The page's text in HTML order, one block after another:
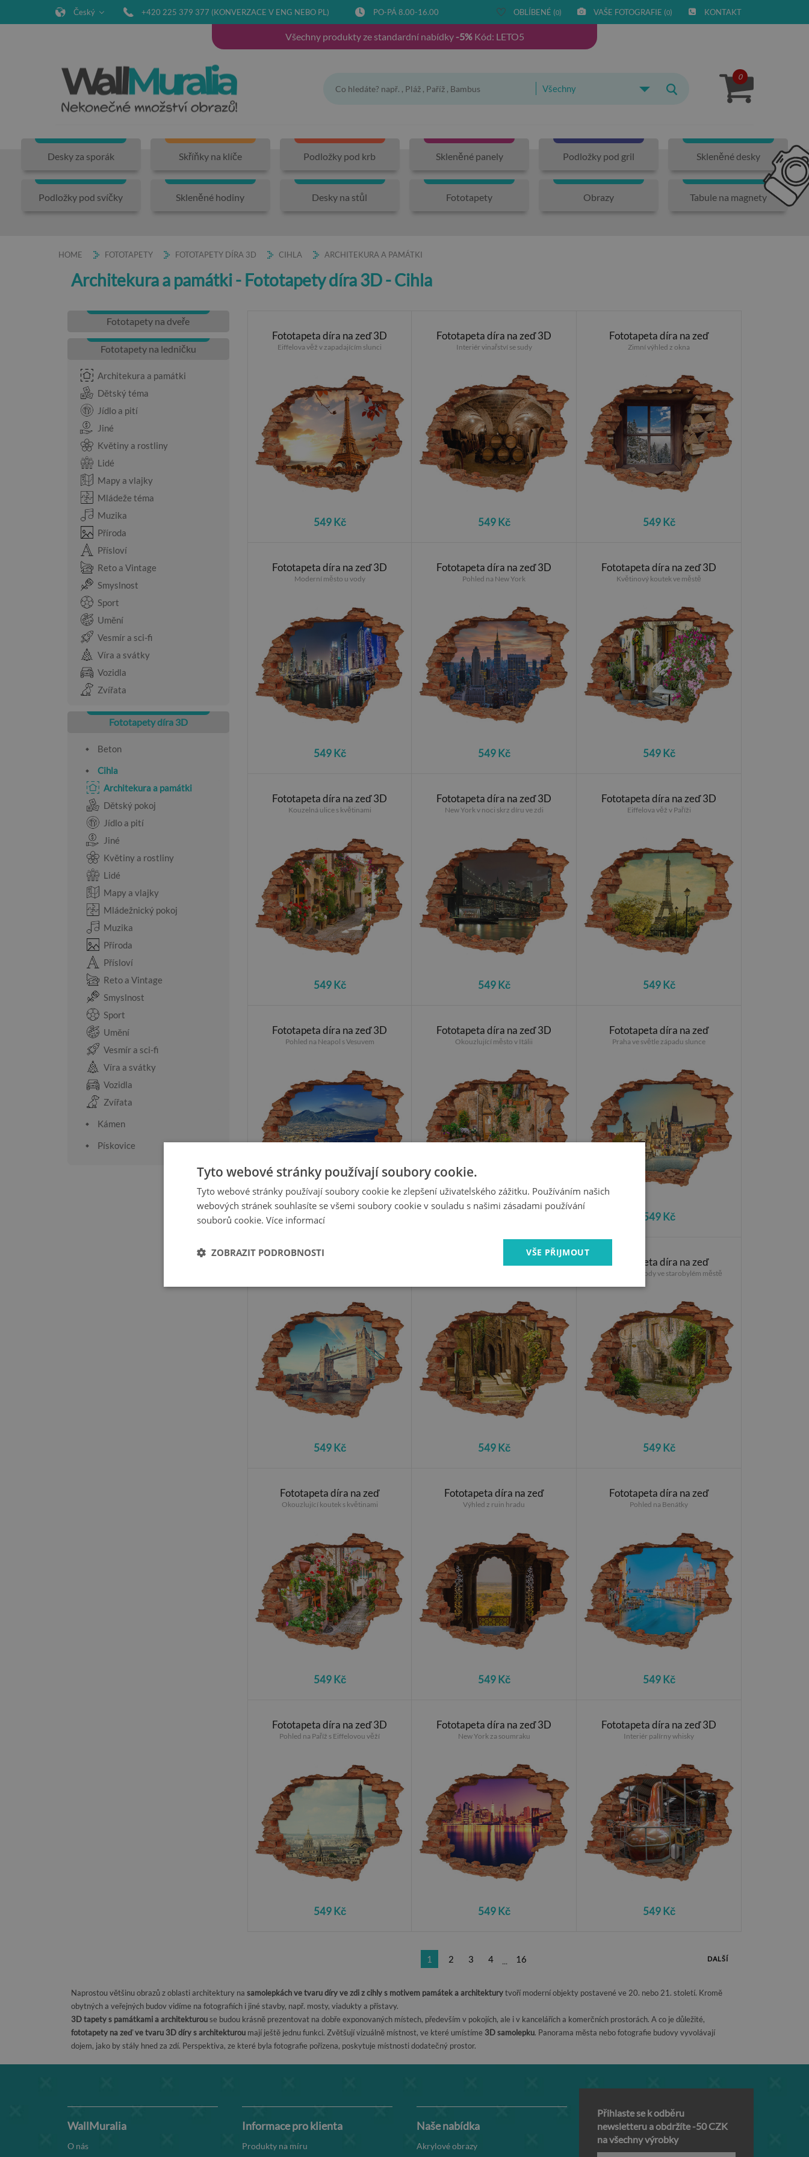
Český +420 225 379 377 (KONVERZACE V ENG NEBO PL) PO-PÁ 8.00-16.00 OBLÍBENÉ (0) VAŠE FOTOGRAFIE (0) KONTAKT
Všechny produkty ze standardní nabídky -5%Kód: LETO5
Všechny
0
Desky za sporák Skříňky na klíče Podložky pod krb Skleněné panely Podložky pod gril Skleněné desky
Podložky pod svíčky Skleněné hodiny Desky na stůl Fototapety Obrazy Tabule na magnety
HOME FOTOTAPETY FOTOTAPETY DÍRA 3D CIHLA ARCHITEKURA A PAMÁTKI
Architekura a památki - Fototapety díra 3D - Cihla
Fototapety na dveře
Fototapety na ledničku
Architekura a památki
Dětský téma
Jídlo a pití
Jiné
Květiny a rostliny
Lidé
Mapy a vlajky
Mládeže téma
Muzika
Příroda
Přísloví
Reto a Vintage
Smyslnost
Sport
Umění
Vesmír a sci-fi
Víra a svátky
Vozidla
Zvířata
Fototapety díra 3D
Beton
Cihla
Architekura a památki
Dětský pokoj
Jídlo a pití
Jiné
Květiny a rostliny
Lidé
Mapy a vlajky
Mládežnický pokoj
Muzika
Příroda
Přísloví
Reto a Vintage
Smyslnost
Sport
Umění
Vesmír a sci-fi
Víra a svátky
Vozidla
Zvířata
Kámen
Pískovice
Fototapeta díra na zeď 3D
Eiffelova věž v zapadajícím slunci
549 Kč
Fototapeta díra na zeď 3D
Interiér vinařství se sudy
549 Kč
Fototapeta díra na zeď
Zimní výhled z okna
549 Kč
Fototapeta díra na zeď 3D
Moderní město u vody
549 Kč
Fototapeta díra na zeď 3D
Pohled na New York
549 Kč
Fototapeta díra na zeď 3D
Květinový koutek ve městě
549 Kč
Fototapeta díra na zeď 3D
Kouzelná ulice s květinami
549 Kč
Fototapeta díra na zeď 3D
New York v noci skrz díru ve zdi
549 Kč
Fototapeta díra na zeď 3D
Eiffelova věž v Paříži
549 Kč
Fototapeta díra na zeď 3D
Pohled na Neapol s Vesuvem
549 Kč
Fototapeta díra na zeď 3D
Okouzlující město v Itálii
Fototapeta díra na zeď
Praha ve světle západu slunce
549 Kč
549 Kč 549 Kč
Fototapeta díra na zeď
Okouzlující schody ve starobylém městě
549 Kč
Fototapeta díra na zeď
Okouzlující koutek s květinami
549 Kč
Fototapeta díra na zeď
Výhled z ruin hradu
549 Kč
Fototapeta díra na zeď
Pohled na Benátky
549 Kč
Fototapeta díra na zeď 3D
Pohled na Paříž s Eiffelovou věží
549 Kč
Fototapeta díra na zeď 3D
New York za soumraku
549 Kč
Fototapeta díra na zeď 3D
Interiér palírny whisky
549 Kč
1 2 3 4 ... 16 DALŠÍ
Naprostou většinu obrazů z oblasti architektury na samolepkách ve tvaru díry ve zdi z cihly s motivem památek a architekturytvoří moderní objekty postavené ve 20. nebo 21. století. Kromě
obytných a veřejných budov vidíme na fotografiích i jiné stavby, např. mosty, viadukty a přístavy.
3D tapety s památkami a architekturouse budou krásně prezentovat na dobře exponovaných místech, především v pokojích, ale i v kancelářích a komerčních prostorách. A co je důležité,
fototapety na zeď ve tvaru 3D díry s architekturou mají ještě jednu funkci. Zvětšují vizuálně místnost, ve které umístíme 3D samolepku. Panorama města nebo fotografie budovy vyvolávají
dojem, jako by stály hned za zdí. Perspektiva, ze které byla fotografie pořízena, poskytuje místnosti dodatečný prostor.
WallMuralia
O nás
Informace pro klienta
Produkty na míru
Naše nabídka
Akrylové obrazy
Přihlaste se k odběru
newsletteru a obdržíte -50 CZK
na všechny výrobky
Tyto webové stránky používají soubory cookie.
Tyto webové stránky používají soubory cookie ke zlepšení uživatelského zážitku. Používáním našich
webových stránek souhlasíte se všemi soubory cookie v souladu s našimi zásadami používání
souborů cookie. Více informací
VŠE PŘIJMOUT
ZOBRAZIT PODROBNOSTI